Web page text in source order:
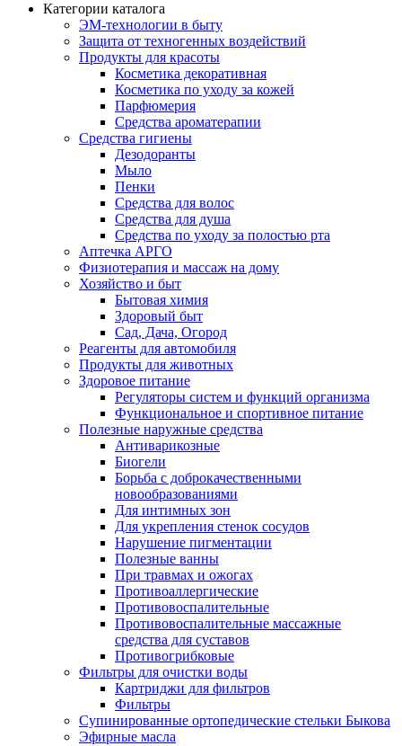
Категории каталога
ЭМ-технологии в быту
Защита от техногенных воздействий
Продукты для красоты
Косметика декоративная
Косметика по уходу за кожей
Парфюмерия
Средства ароматерапии
Средства гигиены
Дезодоранты
Мыло
Пенки
Средства для волос
Средства для душа
Средства по уходу за полостью рта
Аптечка АРГО
Физиотерапия и массаж на дому
Хозяйство и быт
Бытовая химия
Здоровый быт
Сад, Дача, Огород
Реагенты для автомобиля
Продукты для животных
Здоровое питание
Регуляторы систем и функций организма
Функциональное и спортивное питание
Полезные наружные средства
Антиварикозные
Биогели
Борьба с доброкачественными
новообразованиями
Для интимных зон
Для укрепления стенок сосудов
Нарушение пигментации
Полезные ванны
При травмах и ожогах
Противоаллергические
Противовоспалительные
Противовоспалительные массажные
средства для суставов
Противогрибковые
Фильтры для очистки воды
Картриджи для фильтров
Фильтры
Супинированные ортопедические стельки Быкова
Эфирные масла